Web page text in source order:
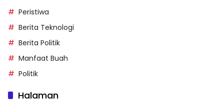
Peristiwa
Berita Teknologi
Berita Politik
Manfaat Buah
Politik
Halaman